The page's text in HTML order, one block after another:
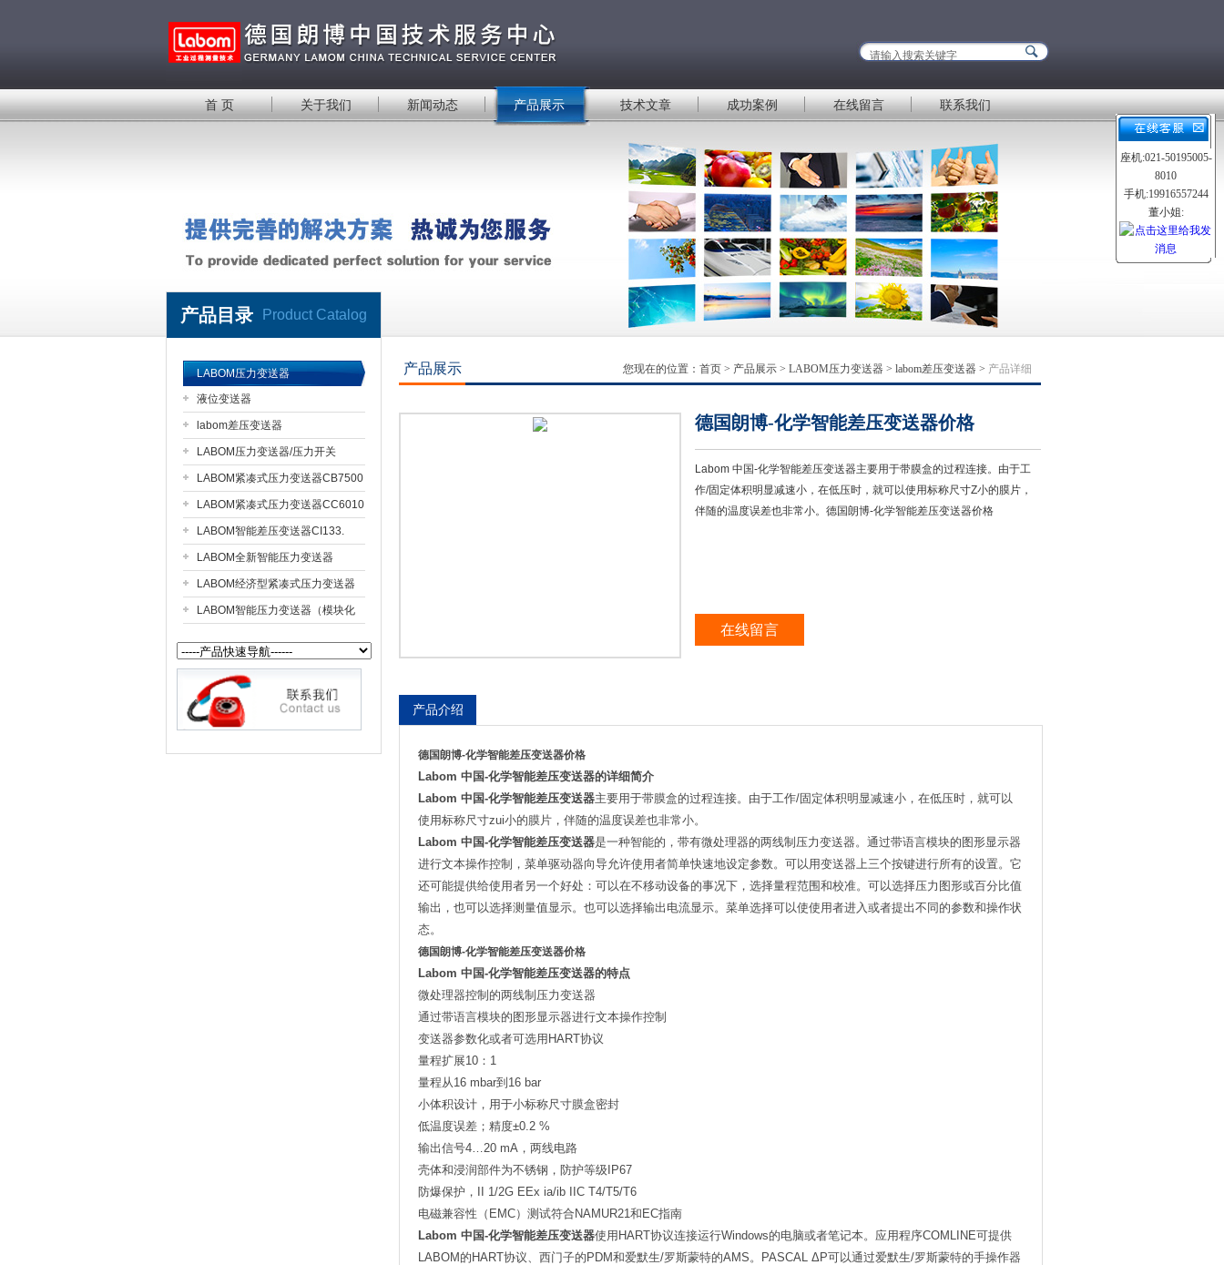
公司名称
首 页 关于我们 新闻动态 产品展示 技术文章 成功案例 在线留言 联系我们
产品目录 Product Catalog
LABOM压力变送器
液位变送器
labom差压变送器
LABOM压力变送器/压力开关
CS211.
LABOM紧凑式压力变送器CB7500
LABOM紧凑式压力变送器CC6010
LABOM智能差压变送器CI133.
LABOM全新智能压力变送器
CI4110
LABOM经济型紧凑式压力变送器
CC7510
LABOM智能压力变送器（模块化
产品展示 您现在的位置： 首页 > 产品展示 > LABOM压力变送器 > labom差压变送器 > 产品详细
德国朗博-化学智能差压变送器价格
Labom 中国-化学智能差压变送器主要用于带膜盒的过程连接。由于工
作/固定体积明显减速小，在低压时，就可以使用标称尺寸Z小的膜片，
伴随的温度误差也非常小。德国朗博-化学智能差压变送器价格
在线留言
产品介绍
德国朗博-化学智能差压变送器价格
Labom 中国-化学智能差压变送器的详细简介
Labom 中国-化学智能差压变送器主要用于带膜盒的过程连接。由于工作/固定体积明显减速小，在低压时，就可以
使用标称尺寸zui小的膜片，伴随的温度误差也非常小。
Labom 中国-化学智能差压变送器是一种智能的，带有微处理器的两线制压力变送器。通过带语言模块的图形显示器
进行文本操作控制，菜单驱动器向导允许使用者简单快速地设定参数。可以用变送器上三个按键进行所有的设置。它
还可能提供给使用者另一个好处：可以在不移动设备的事况下，选择量程范围和校准。可以选择压力图形或百分比值
输出，也可以选择测量值显示。也可以选择输出电流显示。菜单选择可以使使用者进入或者提出不同的参数和操作状
态。
德国朗博-化学智能差压变送器价格
Labom 中国-化学智能差压变送器的特点
微处理器控制的两线制压力变送器
通过带语言模块的图形显示器进行文本操作控制
变送器参数化或者可选用 HART协议
量程扩展10 ： 1
量程从16 mbar到 16 bar
小体积设计，用于小标称尺寸膜盒密封
低温度误差；精度±0.2 %
输出信号4…20 mA ，两线电路
壳体和浸润部件为不锈钢，防护等级 IP67
防爆保护，
II 1/2G EEx ia/ib IIC T4/T5/T6
电磁兼容性（ EMC）测试符合 NAMUR21和 EC指南
Labom 中国-化学智能差压变送器使用 HART协议连接运行Windows的电脑或者笔记本。应用程序COMLINE可提供
LABOM 的 HART协议、西门子的 PDM和爱默生/罗斯蒙特的AMS。 PASCAL ΔP可以通过爱默生/罗斯蒙特的手操作器
座机:021-50195005-
8010
手机:19916557244
董小姐: